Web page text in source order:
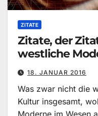
ZITATE
Zitate, der
westliche
18. JANUAR 2016
Was zwar nicht die
Kultur insgesamt,